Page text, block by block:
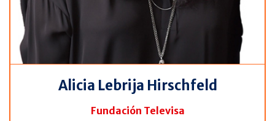
Alicia Lebrija Hirschfeld
Fundación Televisa